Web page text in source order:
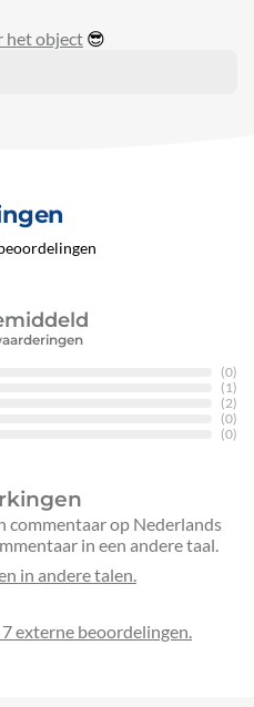
het object 😎
(0)
(1)
(2)
(0)
(0)
commentaar op Nederlands
in een andere taal.
externe beoordelingen.